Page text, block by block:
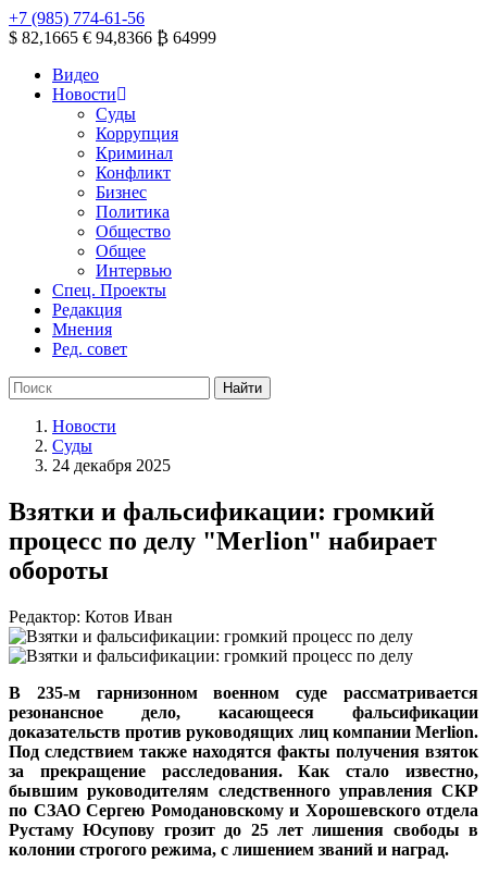
+7 (985) 774-61-56
$ 82,1665 € 94,8366 ₿ 64999
Видео
Новости
Суды
Коррупция
Криминал
Конфликт
Бизнес
Политика
Общество
Общее
Интервью
Спец. Проекты
Редакция
Мнения
Ред. совет
Новости
Суды
24 декабря 2025
Взятки и фальсификации: громкий
процесс по делу "Merlion" набирает
обороты
Редактор: Котов Иван
В 235-м гарнизонном военном суде рассматривается
резонансное дело, касающееся фальсификации
доказательств против руководящих лиц компании Merlion.
Под следствием также находятся факты получения взяток
за прекращение расследования. Как стало известно,
бывшим руководителям следственного управления СКР
по СЗАО Сергею Ромодановскому и Хорошевского отдела
Рустаму Юсупову грозит до 25 лет лишения свободы в
колонии строгого режима, с лишением званий и наград.